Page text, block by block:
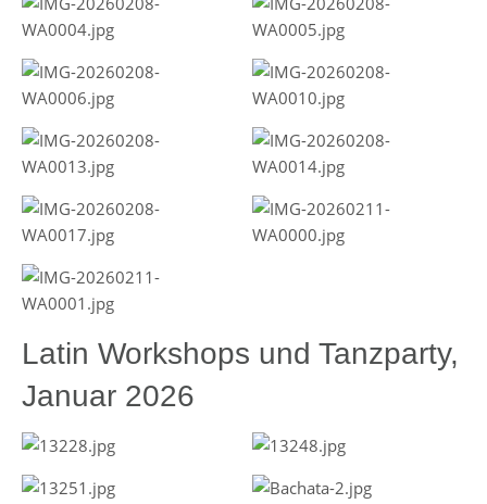
Latin Workshops und Tanzparty,
Januar 2026